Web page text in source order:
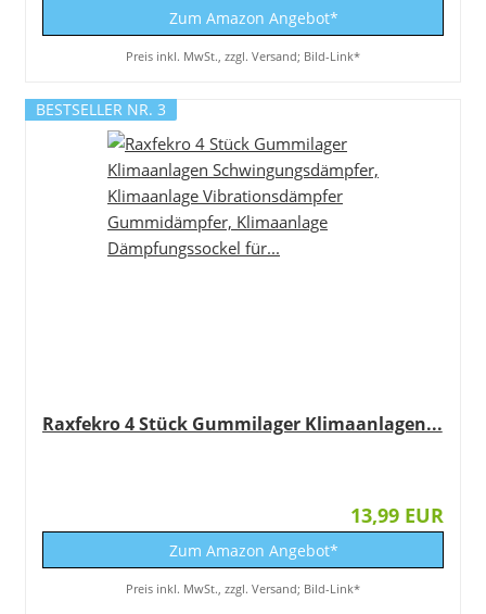
Zum Amazon Angebot*
Preis inkl. MwSt., zzgl. Versand; Bild-Link*
BESTSELLER NR. 3
Raxfekro 4 Stück Gummilager Klimaanlagen...
13,99 EUR
Zum Amazon Angebot*
Preis inkl. MwSt., zzgl. Versand; Bild-Link*